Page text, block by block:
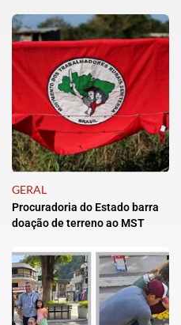
GERAL
Procuradoria do Estado barra
doação de terreno ao MST